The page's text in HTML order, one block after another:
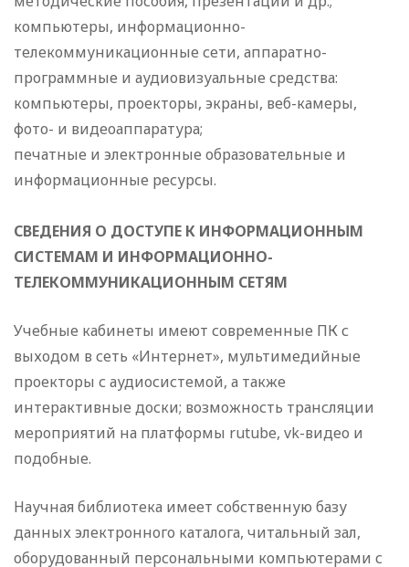
компьютеры, информационно-
телекоммуникационные сети, аппаратно-
программные и аудиовизуальные средства:
компьютеры, проекторы, экраны, веб-камеры,
фото- и видеоаппаратура;
печатные и электронные образовательные и
информационные ресурсы.
СВЕДЕНИЯ О ДОСТУПЕ К ИНФОРМАЦИОННЫМ
СИСТЕМАМ И ИНФОРМАЦИОННО-
ТЕЛЕКОММУНИКАЦИОННЫМ СЕТЯМ
Учебные кабинеты имеют современные ПК с
выходом в сеть «Интернет», мультимедийные
проекторы с аудиосистемой, а также
интерактивные доски; возможность трансляции
мероприятий на платформы rutube, vk-видео и
подобные.
Научная библиотека имеет собственную базу
данных электронного каталога, читальный зал,
оборудованный персональными компьютерами с